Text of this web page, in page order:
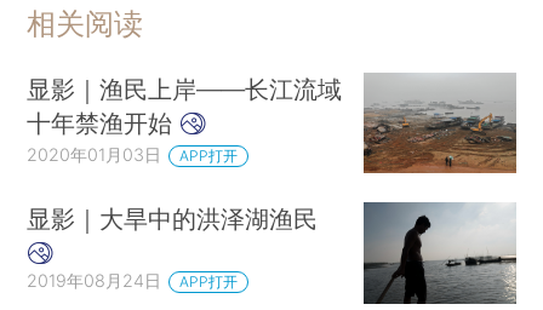
相关阅读
显影｜渔民上岸——长江流域
十年禁渔开始
2020年01月03日 APP打开
显影｜大旱中的洪泽湖渔民
2019年08月24日 APP打开